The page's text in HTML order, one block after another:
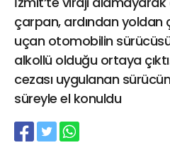
çarpan, ardından yoldan
uçan otomobilin
alkollü olduğu ortaya
cezası uygulanan
süreyle el konuldu
21